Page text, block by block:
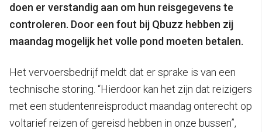
doen er verstandig aan om hun reisgegevens te
controleren. Door een fout bij Qbuzz hebben zij
maandag mogelijk het volle pond moeten betalen.
Het vervoersbedrijf meldt dat er sprake is van een
technische storing. “Hierdoor kan het zijn dat reizigers
met een studentenreisproduct maandag onterecht op
voltarief reizen of gereisd hebben in onze bussen”,